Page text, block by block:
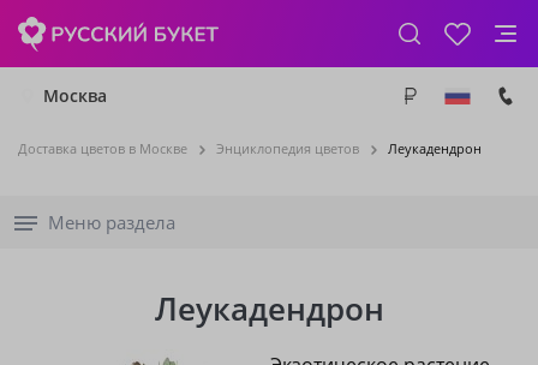
Москва
Доставка цветов в Москве Энциклопедия цветов Леукадендрон
Меню раздела
Леукадендрон